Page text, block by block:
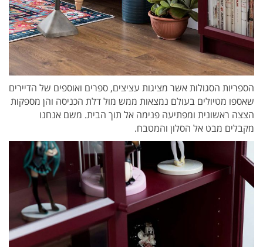
הספריות הסגולות אשר מציגות עציצים, ספרים ואוספים של הדיירים
שאספו מטיולים בעולם נמצאות ממש מול דלת הכניסה והן מספקות
הצצה ראשונית ומפתיעה פנימה אל תוך הבית. משם אנחנו
מקבלים מבט אל הסלון והמטבח.